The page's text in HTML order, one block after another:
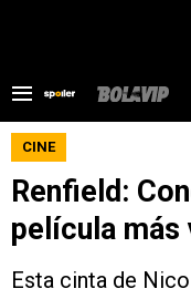
CINE
Renfield:
película más
Esta cinta de